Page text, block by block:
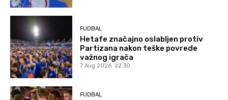
FUDBAL
Hetafe značajno oslabljen protiv
Partizana nakon teške povrede
važnog igrača
7 Aug 2026. 22:30
FUDBAL